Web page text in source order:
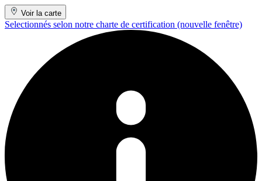
Voir la carte
Selectionnés selon notre charte de certification (nouvelle fenêtre)